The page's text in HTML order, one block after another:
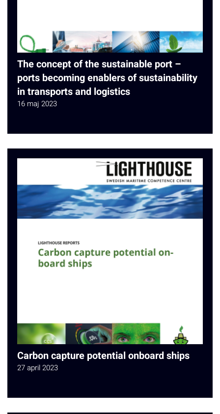
The concept of the sustainable port –
ports becoming enablers of sustainability
in transports and logistics
16 maj 2023
Carbon capture potential onboard ships
27 april 2023